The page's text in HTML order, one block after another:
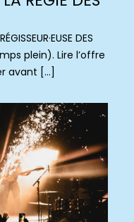
DES
plein). Lire l’offre
avant […]